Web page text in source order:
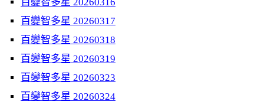
百變智多星 20260317
百變智多星 20260318
百變智多星 20260319
百變智多星 20260323
百變智多星 20260324